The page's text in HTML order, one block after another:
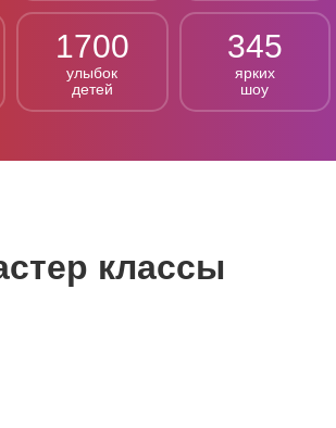
1700
улыбок
детей
345
ярких
шоу
классы